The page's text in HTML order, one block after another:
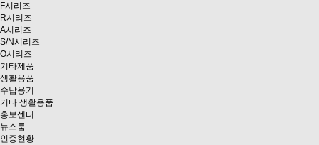
F시리즈
R시리즈
A시리즈
S/N시리즈
O시리즈
기타제품
생활용품
수납용기
기타 생활용품
홍보센터
뉴스룸
인증현황